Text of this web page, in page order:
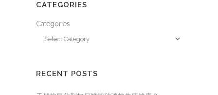
CATEGORIES
Categories
RECENT POSTS